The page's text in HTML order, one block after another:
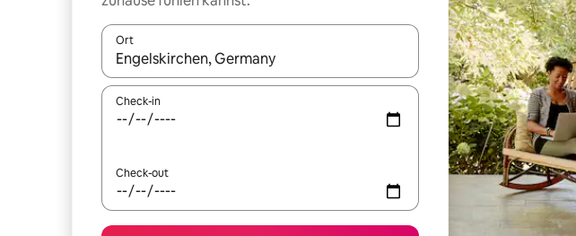
Ort
Wenn Ergebnisse verfügbar sind, navigiere mit den Pfeiltasten nach oben und
Check-in
Check-out